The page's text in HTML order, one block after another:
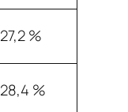
27,2 %
28,4 %